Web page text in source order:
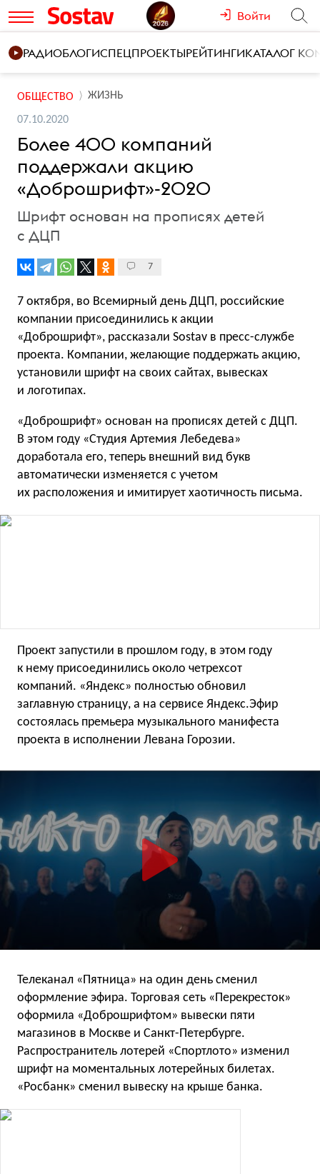
Войти
РАДИОБЛОГИСПЕЦПРОЕКТЫРЕЙТИНГИКАТАЛОГ
ОБЩЕСТВО ЖИЗНЬ
07.10.2020
Более 400 компаний
поддержали акцию
«Доброшрифт»-2020
Шрифт основан на прописях детей
с ДЦП
7
7 октября, во Всемирный день ДЦП, российские
компании присоединились к акции
«Доброшрифт», рассказали Sostav в пресс-службе
проекта. Компании, желающие поддержать акцию,
установили шрифт на своих сайтах, вывесках
и логотипах.
«Доброшрифт» основан на прописях детей с ДЦП.
В этом году «Студия Артемия Лебедева»
доработала его, теперь внешний вид букв
автоматически изменяется с учетом
их расположения и имитирует хаотичность письма.
Проект запустили в прошлом году, в этом году
к нему присоединились около четрехсот
компаний. «Яндекс» полностью обновил
заглавную страницу, а на сервисе Яндекс.Эфир
состоялась премьера музыкального манифеста
проекта в исполнении Левана Горозии.
Телеканал «Пятница» на один день сменил
оформление эфира. Торговая сеть «Перекресток»
оформила «Доброшрифтом» вывески пяти
магазинов в Москве и Санкт-Петербурге.
Распространитель лотерей «Спортлото» изменил
шрифт на моментальных лотерейных билетах.
«Росбанк» сменил вывеску на крыше банка.